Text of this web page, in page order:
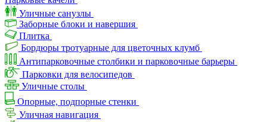
Уличные санузлы
Заборные блоки и навершия
Плитка
Бордюры тротуарные для цветочных клумб
Антипарковочные столбики и парковочные барьеры
Парковки для велосипедов
Уличные столы
Опорные, подпорные стенки
Уличная навигация